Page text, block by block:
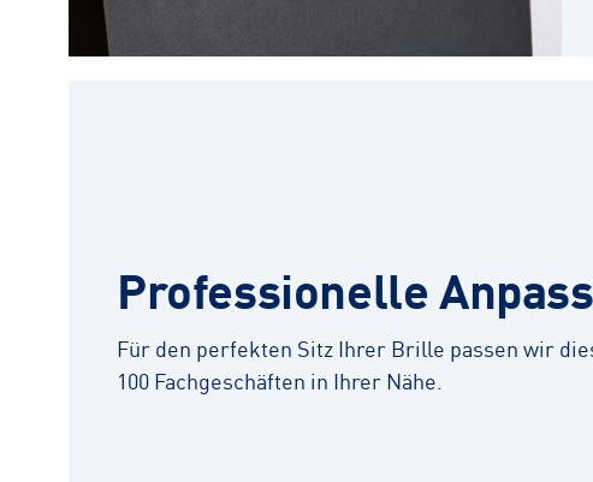
Professionelle
Für den perfekten Sitz Ihrer Brille passen wir
100 Fachgeschäften in Ihrer Nähe.